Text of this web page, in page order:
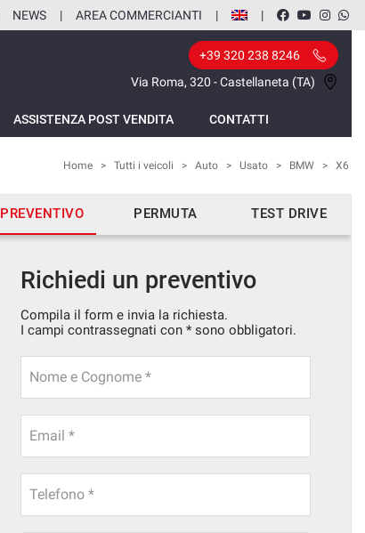
NEWS AREA COMMERCIANTI
+39 320 238 8246
Via Roma, 320 - Castellaneta (TA)
ASSISTENZA POST VENDITA CONTATTI
Home > Tutti i veicoli > Auto > Usato > BMW > X6
PREVENTIVO PERMUTA TEST DRIVE
Richiedi un preventivo
Compila il form e invia la richiesta.
I campi contrassegnati con * sono obbligatori.
Nome e Cognome *
Email *
Telefono *